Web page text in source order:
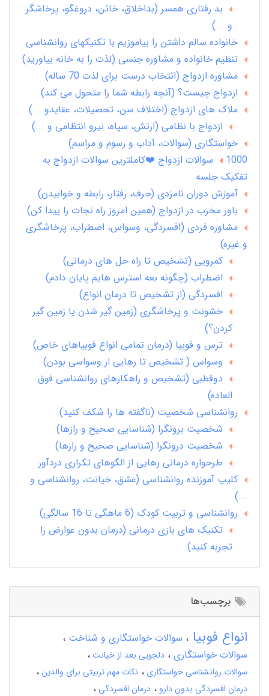
بد رفتاری همسر (بداخلاق، خائن، دروغگو، پرخاشگر
و ...)
خانواده سالم داشتن را بیاموزیم با تکنیکهای روانشناسی
تنظیم خانواده و مشاوره جنسی (لذت را به خانه بیاورید)
مشاوره ازدواج (انتخاب درست برای لذت 70 ساله)
ازدواج چیست؟ (آنچه رابطه شما را متحول می کند)
ملاک های ازدواج (اختلاف سن، تحصیلات، عقایدو ...)
ازدواج با نظامی (ارتش، سپاه، نیرو انتظامی و ...)
خواستگاری (سوالات، آداب و رسوم و مراسم)
1000 سوالات ازدواج ❤️کاملترین سوالات ازدواج به
تفکیک جلسه
آموزش دوران نامزدی (حرف، رفتار، رابطه و خوابیدن)
باور مخرب در ازدواج (همین امروز راه نجات را پیدا کن)
مشاوره فردی (افسردگی، وسواس، اضطراب، پرخاشگری
و غیره)
کمرویی (تشخیص تا راه حل های درمانی)
اضطراب (چگونه بعه استرس هایم پایان دادم)
افسردگی (از تشخیص تا درمان انواع)
خشونت و پرخاشگری (زمین گیر شدن یا زمین گیر
کردن؟)
ترس و فوبیا (درمان تمامی انواع فوبیاهای خاص)
وسواس ( تشخیص تا رهایی از وسواسی بودن)
دوقطبی (تشخیص و راهکارهای روانشناسی فوق
العاده)
روانشناسی شخصیت (ناگفته ها را شکف کنید)
شخصیت برونگرا (شناسایی صحیح و رازها)
شخصیت درونگرا (شناسایی صحیح و رازها)
طرحواره درمانی رهایی از الگوهای تکراری دردآور
کلیپ آموزنده روانشناسی (عشق، خیانت، روانشناسی و
...)
روانشناسی و تربیت کودک (6 ماهگی تا 16 سالگی)
تکنیک های بازی درمانی (درمان بدون عوارض را
تجربه کنید)
برچسب‌ها
انواع فوبیا
سوالات خواستگاری و شناخت
سوالات خواستگاری
دلجویی بعد از خیانت
سوالات روانشناسی خواستگاری
نکات مهم تربیتی برای والدین
درمان افسردگی بدون دارو
درمان افسردگی